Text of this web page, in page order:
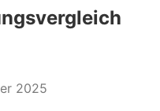
2025